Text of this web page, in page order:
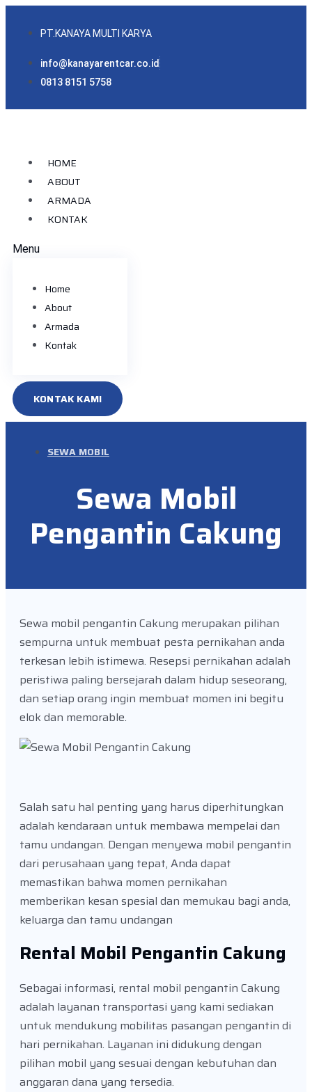
PT.KANAYA MULTI KARYA
info@kanayarentcar.co.id
0813 8151 5758
HOME
ABOUT
ARMADA
KONTAK
Menu
Home
About
Armada
Kontak
KONTAK KAMI
SEWA MOBIL
Sewa Mobil
Pengantin Cakung
Sewa mobil pengantin Cakung merupakan pilihan
sempurna untuk membuat pesta pernikahan anda
terkesan lebih istimewa. Resepsi pernikahan adalah
peristiwa paling bersejarah dalam hidup seseorang,
dan setiap orang ingin membuat momen ini begitu
elok dan memorable.
Salah satu hal penting yang harus diperhitungkan
adalah kendaraan untuk membawa mempelai dan
tamu undangan. Dengan menyewa mobil pengantin
dari perusahaan yang tepat, Anda dapat
memastikan bahwa momen pernikahan
memberikan kesan spesial dan memukau bagi anda,
keluarga dan tamu undangan
Rental Mobil Pengantin Cakung
Sebagai informasi, rental mobil pengantin Cakung
adalah layanan transportasi yang kami sediakan
untuk mendukung mobilitas pasangan pengantin di
hari pernikahan. Layanan ini didukung dengan
pilihan mobil yang sesuai dengan kebutuhan dan
anggaran dana yang tersedia.